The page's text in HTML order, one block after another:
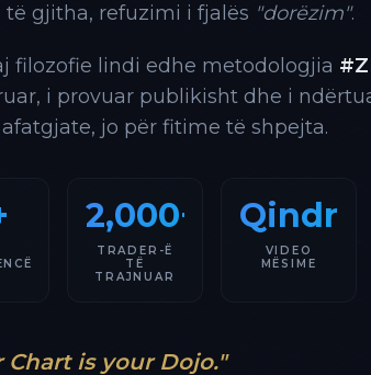
të gjitha, refuzimi i fjalës "dorëzim".
filozofie lindi edhe metodologjia
i provuar publikisht dhe i
jo për fitime të shpejta.
2,000+
TRADER-Ë
TË
TRAJNUAR
Qindra
VIDEO
MËSIME
Chart is your Dojo."